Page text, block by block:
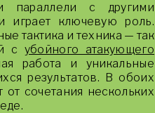
параллели с другими
играет ключевую роль.
тактика и техника — так
с убойного атакующего
работа и уникальные
результатов. В обоих
сочетания нескольких